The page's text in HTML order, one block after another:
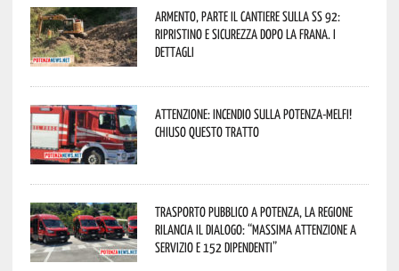
Armento, parte il cantiere sulla SS 92:
ripristino e sicurezza dopo la frana. I
dettagli
Attenzione: incendio sulla Potenza-Melfi!
Chiuso questo tratto
Trasporto pubblico a Potenza, la Regione
rilancia il dialogo: “Massima attenzione a
servizio e 152 dipendenti”